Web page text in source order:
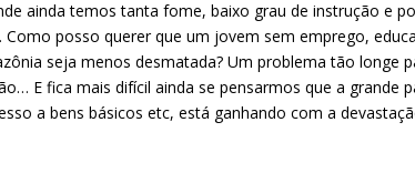
ainda temos tanta fome, baixo grau de instrução e
posso querer que um jovem sem emprego,
seja menos desmatada? Um problema tão longe
E fica mais difícil ainda se pensarmos que a grande
a bens básicos etc, está ganhando com a